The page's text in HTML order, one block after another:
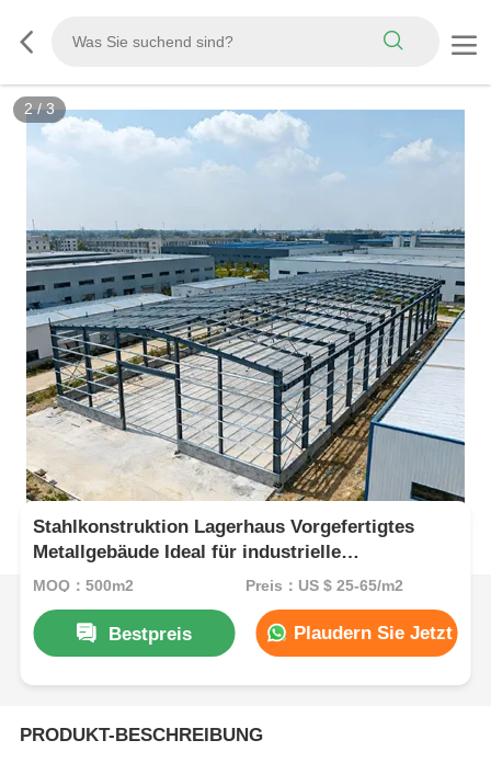
3/3
Stahlkonstruktion Lagerhaus Vorgefertigtes
Metallgebäude Ideal für industrielle
Lagerwerkstätten und gewerbliche Lagerhallen
MOQ：500m2 Preis：US $ 25-65/m2
Bestpreis Plaudern Sie Jetzt
PRODUKT-BESCHREIBUNG